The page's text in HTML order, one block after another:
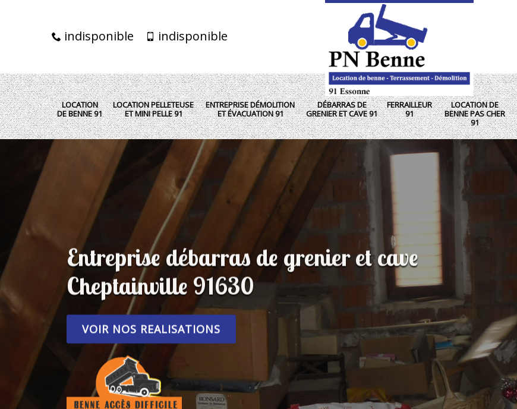
indisponible indisponible
LOCATION
DE BENNE 91
LOCATION PELLETEUSE
ET MINI PELLE 91
ENTREPRISE DÉMOLITION
ET ÉVACUATION 91
DÉBARRAS DE
GRENIER ET CAVE 91
FERRAILLEUR
91
LOCATION DE
BENNE PAS CHER
91
Entreprise débarras de grenier et cave
Cheptainville 91630
VOIR NOS REALISATIONS